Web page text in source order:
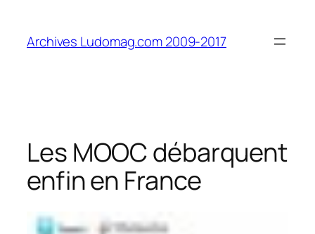
contenu
Archives Ludomag.com 2009-2017
Les MOOC débarquent
enfin en France